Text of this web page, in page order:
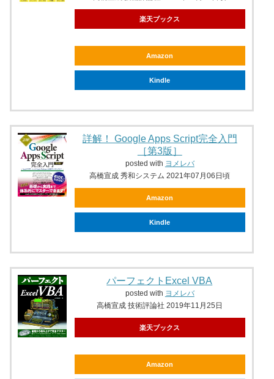
楽天ブックス
Amazon
Kindle
詳解！ Google Apps Script完全入門
［第3版］
posted with ヨメレバ
高橋宣成 秀和システム 2021年07月06日頃
Amazon
Kindle
パーフェクトExcel VBA
posted with ヨメレバ
高橋宣成 技術評論社 2019年11月25日
楽天ブックス
Amazon